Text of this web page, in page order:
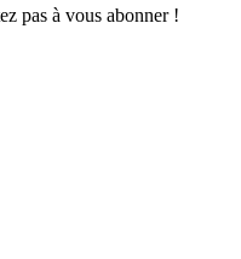
pas à vous abonner !